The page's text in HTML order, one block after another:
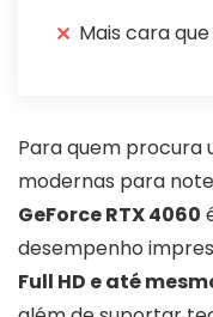
Mais cara
Para quem procura
modernas para
GeForce RTX 4060
desempenho
Full HD e até